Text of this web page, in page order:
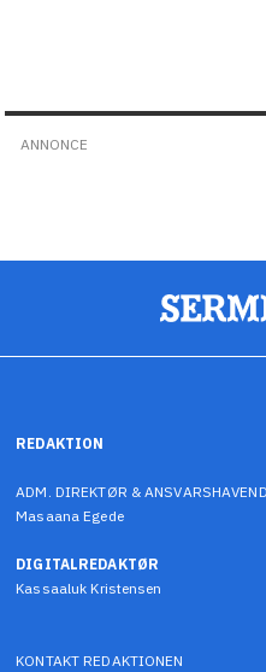
ANNONCE
REDAKTION
ADM. DIREKTØR &
Masaana Egede
DIGITALREDAKTØR
Kassaaluk Kristensen
KONTAKT REDAKTIONEN